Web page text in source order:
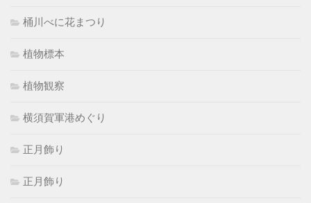
桶川べに花まつり
植物標本
植物観察
横須賀軍港めぐり
正月飾り
正月飾り